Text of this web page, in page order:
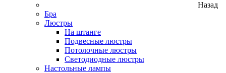
Назад
Бра
Люстры
На штанге
Подвесные люстры
Потолочные люстры
Светодиодные люстры
Настольные лампы